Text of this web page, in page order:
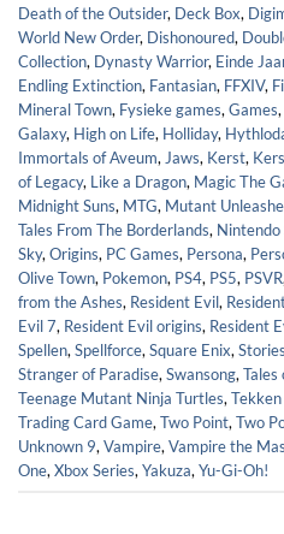
Death of the Outsider, Deck Box,
World New Order, Dishonoured,
Collection, Dynasty Warrior, Einde
Endling Extinction, Fantasian, FFXIV,
Mineral Town, Fysieke games, Games,
Galaxy, High on Life, Holliday,
Immortals of Aveum, Jaws, Kerst,
of Legacy, Like a Dragon, Magic The
Midnight Suns, MTG, Mutant
Tales From The Borderlands, Nintendo
Sky, Origins, PC Games, Persona,
Olive Town, Pokemon, PS4, PS5, PSVR,
from the Ashes, Resident Evil,
Evil 7, Resident Evil origins, Resident
Spellen, Spellforce, Square Enix,
Stranger of Paradise, Swansong, Tales
Teenage Mutant Ninja Turtles, Tekken
Trading Card Game, Two Point, Two
Unknown 9, Vampire, Vampire the
One, Xbox Series, Yakuza, Yu-Gi-Oh!